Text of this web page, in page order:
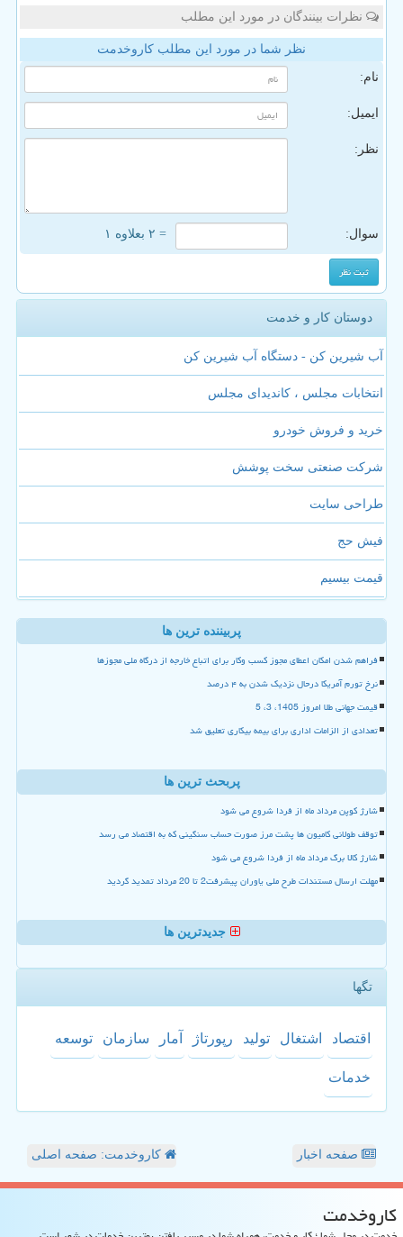
نظرات بینندگان در مورد این مطلب
نظر شما در مورد این مطلب کاروخدمت
نام:
ایمیل:
نظر:
سوال: = ۲ بعلاوه ۱
دوستان کار و خدمت
آب شیرین کن - دستگاه آب شیرین کن
انتخابات مجلس ، کاندیدای مجلس
خرید و فروش خودرو
شرکت صنعتی سخت پوشش
طراحی سایت
فیش حج
قیمت بیسیم
پربیننده ترین ها
فراهم شدن امکان اعطای مجوز کسب وکار برای اتباع خارجه از درگاه ملی مجوزها
نرخ تورم آمریکا درحال نزدیک شدن به ۴ درصد
قیمت جهانی طلا امروز 1405، 3، 5
تعدادی از الزامات اداری برای بیمه بیکاری تعلیق شد
پربحث ترین ها
شارژ کوپن مرداد ماه از فردا شروع می شود
توقف طولانی کامیون ها پشت مرز صورت حساب سنگینی که به اقتصاد می رسد
شارژ کالا برگ مرداد ماه از فردا شروع می شود
مهلت ارسال مستندات طرح ملی یاوران پیشرفت2 تا 20 مرداد تمدید گردید
جدیدترین ها
تگها
اقتصاد اشتغال تولید رپورتاژ آمار سازمان توسعه
خدمات
صفحه اخبار کاروخدمت: صفحه اصلی
كاروخدمت